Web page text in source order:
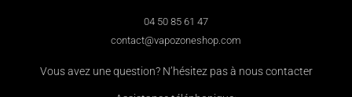
04 50 85 61 47
contact@vapozoneshop.com
Vous avez une question? N’hésitez pas à nous contacter